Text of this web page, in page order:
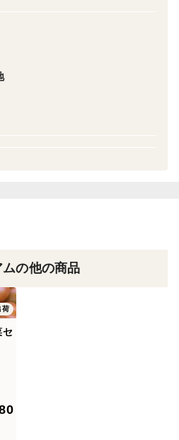
ん草、じゃがいも他
文頂いた際に収穫する野菜で
で、ご了承願います）
の他の商品
荷
セ